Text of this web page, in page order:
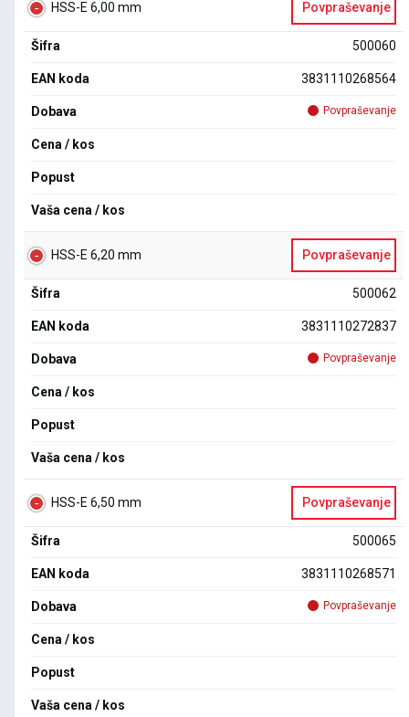
HSS-E 6,00 mm Povpraševanje
Šifra 500060
EAN koda 3831110268564
Dobava Povpraševanje
Cena / kos
Popust
Vaša cena / kos
HSS-E 6,20 mm Povpraševanje
Šifra 500062
EAN koda 3831110272837
Dobava Povpraševanje
Cena / kos
Popust
Vaša cena / kos
HSS-E 6,50 mm Povpraševanje
Šifra 500065
EAN koda 3831110268571
Dobava Povpraševanje
Cena / kos
Popust
Vaša cena / kos